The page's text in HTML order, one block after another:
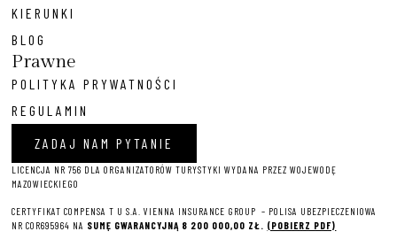
KIERUNKI
BLOG
Prawne
POLITYKA PRYWATNOŚCI
REGULAMIN
ZADAJ NAM PYTANIE
LICENCJA NR 756 DLA ORGANIZATORÓW TURYSTYKI WYDANA PRZEZ WOJEWODĘ
MAZOWIECKIEGO
CERTYFIKAT COMPENSA T U S.A. VIENNA INSURANCE GROUP – POLISA UBEZPIECZENIOWA
NR COR695964 NA SUMĘ GWARANCYJNĄ 8 200 000,00 ZŁ. (POBIERZ PDF)